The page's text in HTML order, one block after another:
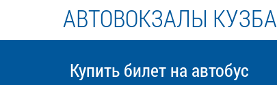
АВТОВОКЗАЛЫ
Купить билет на автобус